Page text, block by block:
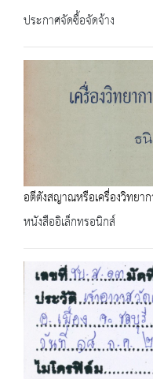
ประกาศจัดซื้อจัดจ้าง
อตีตังสญาณหรือเครื่องวิทยา
หนังสืออิเล็กทรอนิกส์